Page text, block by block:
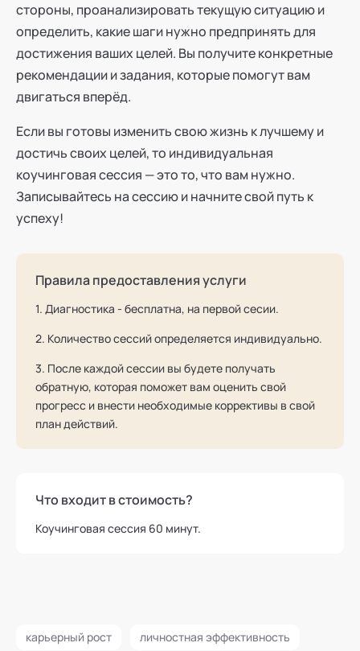
стороны, проанализировать текущую ситуацию и
определить, какие шаги нужно предпринять для
достижения ваших целей. Вы получите конкретные
рекомендации и задания, которые помогут вам
двигаться вперёд.
Если вы готовы изменить свою жизнь к лучшему и
достичь своих целей, то индивидуальная
коучинговая сессия — это то, что вам нужно.
Записывайтесь на сессию и начните свой путь к
успеху!
Правила предоставления услуги
1. Диагностика - бесплатна, на первой сесии.
2. Количество сессий определяется индивидуально.
3. После каждой сессии вы будете получать
обратную, которая поможет вам оценить свой
прогресс и внести необходимые коррективы в свой
план действий.
Что входит в стоимость?
Коучинговая сессия 60 минут.
карьерный рост личностная эффективность